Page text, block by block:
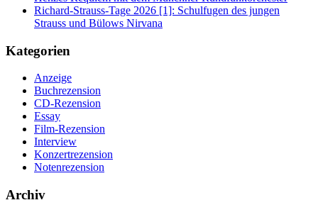
Richard-Strauss-Tage 2026 [1]: Schulfugen des jungen
Strauss und Bülows Nirvana
Kategorien
Anzeige
Buchrezension
CD-Rezension
Essay
Film-Rezension
Interview
Konzertrezension
Notenrezension
Archiv